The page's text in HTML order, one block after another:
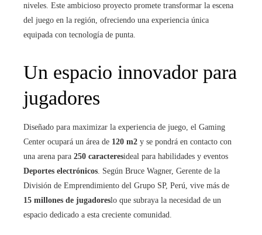
niveles. Este ambicioso proyecto promete transformar la escena
del juego en la región, ofreciendo una experiencia única
equipada con tecnología de punta.
Un espacio innovador para
jugadores
Diseñado para maximizar la experiencia de juego, el Gaming
Center ocupará un área de 120 m2 y se pondrá en contacto con
una arena para 250 caracteresideal para habilidades y eventos
Deportes electrónicos. Según Bruce Wagner, Gerente de la
División de Emprendimiento del Grupo SP, Perú, vive más de
15 millones de jugadoreslo que subraya la necesidad de un
espacio dedicado a esta creciente comunidad.